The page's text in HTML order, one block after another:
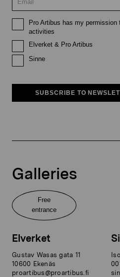
Pro Artibus has my
activities
Elverket & Pro Artibus
Sinne
SUBSCRIBE TO
Galleries
Free
entrance
Elverket
Gustav Wasas gata 11
10600 Ekenäs
proartibus@proartibus.fi